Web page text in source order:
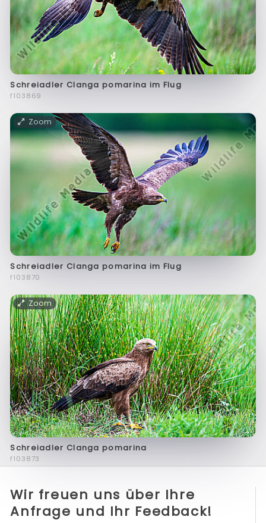
Schreiadler Clanga pomarina im Flug
f103869
Zoom
Schreiadler Clanga pomarina im Flug
f103870
Zoom
Schreiadler Clanga pomarina
f103873
Wir freuen uns über Ihre
Anfrage und Ihr Feedback!